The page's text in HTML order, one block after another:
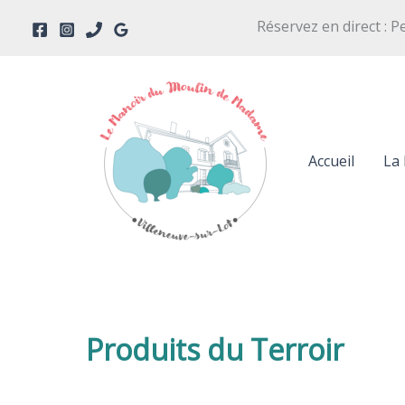
Réservez en direct :
Accueil La
Produits du Terroir